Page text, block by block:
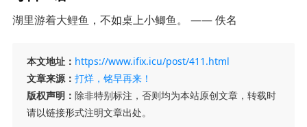
湖里游着大鲤鱼，不如桌上小鲫鱼。 —— 佚名
本文地址： https://www.ifix.icu/post/411.html
文章来源： 打烊，铭早再来！
版权声明： 除非特别标注，否则均为本站原创文章，转载时
请以链接形式注明文章出处。